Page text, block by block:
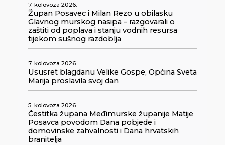
7. kolovoza 2026.
Župan Posavec i Milan Rezo u obilasku
Glavnog murskog nasipa – razgovarali o
zaštiti od poplava i stanju vodnih resursa
tijekom sušnog razdoblja
7. kolovoza 2026.
Ususret blagdanu Velike Gospe, Općina Sveta
Marija proslavila svoj dan
5. kolovoza 2026.
Čestitka župana Međimurske županije Matije
Posavca povodom Dana pobjede i
domovinske zahvalnosti i Dana hrvatskih
branitelja